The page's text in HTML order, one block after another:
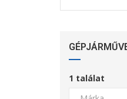
1 találat